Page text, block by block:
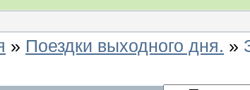
» Поездки выходного дня. »